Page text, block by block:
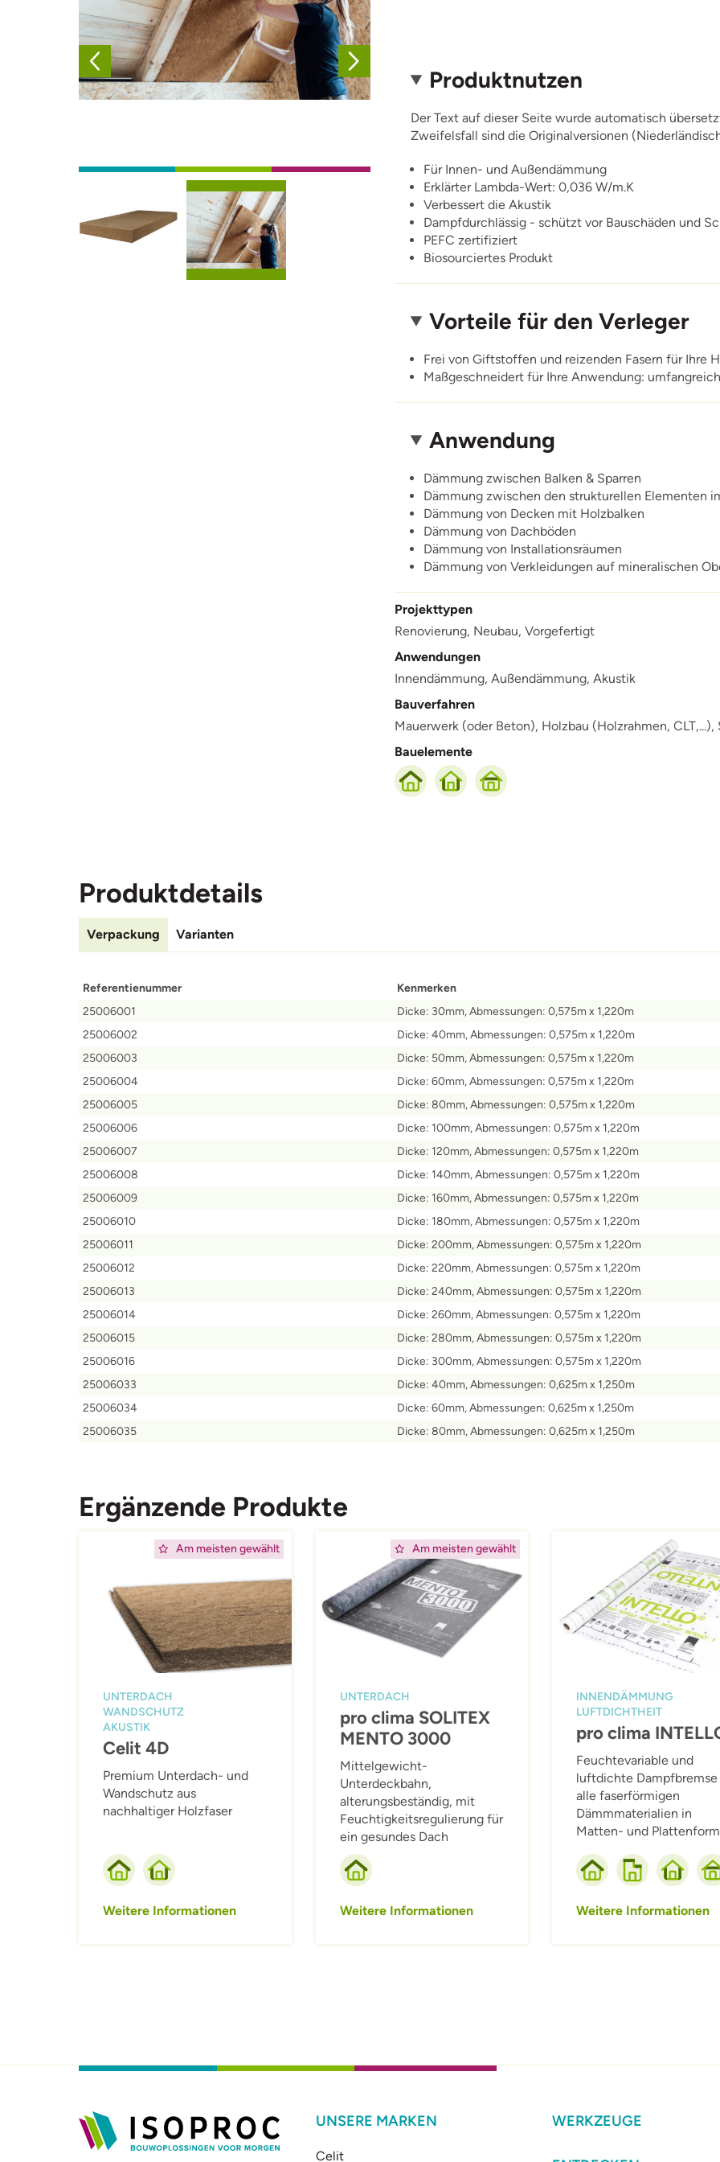
Afbeelding
Produktnutzen
Der Text auf dieser Seite wurde automatisch
Zweifelsfall sind die Originalversionen
Für Innen- und Außendämmung
Erklärter Lambda-Wert: 0,036 W/m.K
Verbessert die Akustik
Dampfdurchlässig - schützt vor Bauschäden und
PEFC zertifiziert
Biosourciertes Produkt
Vorteile für den Verleger
Frei von Giftstoffen und reizenden Fasern für Ihre
Maßgeschneidert für Ihre Anwendung:
Anwendung
Dämmung zwischen Balken & Sparren
Dämmung zwischen den strukturellen Elementen
Dämmung von Decken mit Holzbalken
Dämmung von Dachböden
Dämmung von Installationsräumen
Dämmung von Verkleidungen auf mineralischen
Projekttypen
Renovierung, Neubau, Vorgefertigt
Anwendungen
Innendämmung, Außendämmung, Akustik
Bauverfahren
Mauerwerk (oder Beton), Holzbau (Holzrahmen, CLT,...),
Bauelemente
Produktdetails
Verpackung Varianten
Referentienummer
Kenmerken
25006001
Dicke: 30mm, Abmessungen: 0,575m x 1,220m
25006002
Dicke: 40mm, Abmessungen: 0,575m x 1,220m
25006003
Dicke: 50mm, Abmessungen: 0,575m x 1,220m
25006004
Dicke: 60mm, Abmessungen: 0,575m x 1,220m
25006005
Dicke: 80mm, Abmessungen: 0,575m x 1,220m
25006006
Dicke: 100mm, Abmessungen: 0,575m x 1,220m
25006007
Dicke: 120mm, Abmessungen: 0,575m x 1,220m
25006008
Dicke: 140mm, Abmessungen: 0,575m x 1,220m
25006009
Dicke: 160mm, Abmessungen: 0,575m x 1,220m
25006010
Dicke: 180mm, Abmessungen: 0,575m x 1,220m
25006011
Dicke: 200mm, Abmessungen: 0,575m x 1,220m
25006012
Dicke: 220mm, Abmessungen: 0,575m x 1,220m
25006013
Dicke: 240mm, Abmessungen: 0,575m x 1,220m
25006014
Dicke: 260mm, Abmessungen: 0,575m x 1,220m
25006015
Dicke: 280mm, Abmessungen: 0,575m x 1,220m
25006016
Dicke: 300mm, Abmessungen: 0,575m x 1,220m
25006033
Dicke: 40mm, Abmessungen: 0,625m x 1,250m
25006034
Dicke: 60mm, Abmessungen: 0,625m x 1,250m
25006035
Dicke: 80mm, Abmessungen: 0,625m x 1,250m
Ergänzende Produkte
Am meisten gewählt
UNTERDACH
WANDSCHUTZ
AKUSTIK
Celit 4D
Premium Unterdach- und
Wandschutz aus
nachhaltiger Holzfaser
Weitere Informationen
Am meisten gewählt
UNTERDACH
pro clima SOLITEX
MENTO 3000
Mittelgewicht-
Unterdeckbahn,
alterungsbeständig, mit
Feuchtigkeitsregulierung für
ein gesundes Dach
Weitere Informationen
INNENDÄMMUNG
LUFTDICHTHEIT
pro clima
Feuchtevariable und
luftdichte
alle faserförmigen
Dämmmaterialien in
Matten- und Plattenform
Weitere Informationen
UNSERE MARKEN
Celit
WERKZEUGE